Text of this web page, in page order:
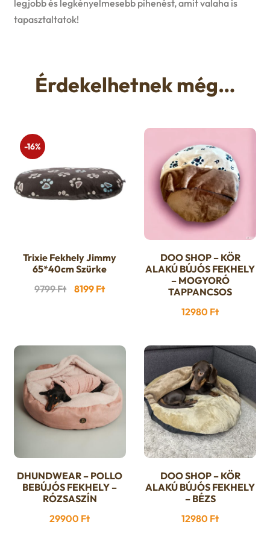
legjobb és legkényelmesebb pihenést, amit valaha is
tapasztaltatok!
Érdekelhetnek még…
-16%
Trixie Fekhely Jimmy
65*40cm Szürke
9799Ft Original
8199 FtCurrent
DOO SHOP – KÖR
ALAKÚ BÚJÓS FEKHELY
– MOGYORÓ
TAPPANCSOS
12980 Ft
Ennek
a
több
DHUNDWEAR – POLLO
BEBÚJÓS FEKHELY –
RÓZSASZÍN
29900 Ft
DOO SHOP – KÖR
ALAKÚ BÚJÓS FEKHELY
– BÉZS
12980 Ft